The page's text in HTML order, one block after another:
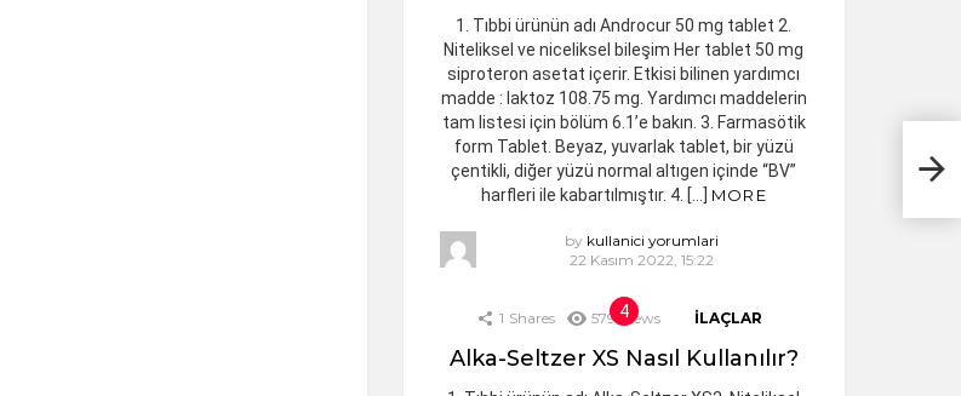
Cilt
1. Tıbbi ürünün adı Androcur 50 mg tablet 2.
Niteliksel ve niceliksel bileşim Her tablet 50 mg
siproteron asetat içerir. Etkisi bilinen yardımcı
madde : laktoz 108.75 mg. Yardımcı maddelerin
tam listesi için bölüm 6.1’e bakın. 3. Farmasötik
form Tablet. Beyaz, yuvarlak tablet, bir yüzü
çentikli, diğer yüzü normal altıgen içinde “BV”
harfleri ile kabartılmıştır. 4. […] MORE
by kullanici yorumlari
22 Kasım 2022, 15:22
1 Shares 579 Views İLAÇLAR
Alka-Seltzer XS Nasıl Kullanılır?